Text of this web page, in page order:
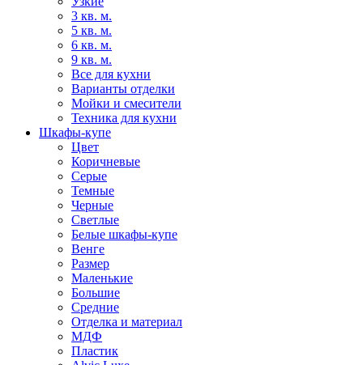
3 кв. м.
5 кв. м.
6 кв. м.
9 кв. м.
Все для кухни
Варианты отделки
Мойки и смесители
Техника для кухни
Шкафы-купе
Цвет
Коричневые
Серые
Темные
Черные
Светлые
Белые шкафы-купе
Венге
Размер
Маленькие
Большие
Средние
Отделка и материал
МДФ
Пластик